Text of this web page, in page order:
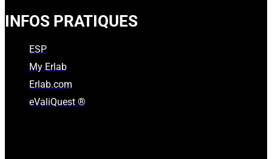
INFOS PRATIQUES
ESP
My Erlab
Erlab.com
eValiQuest ®